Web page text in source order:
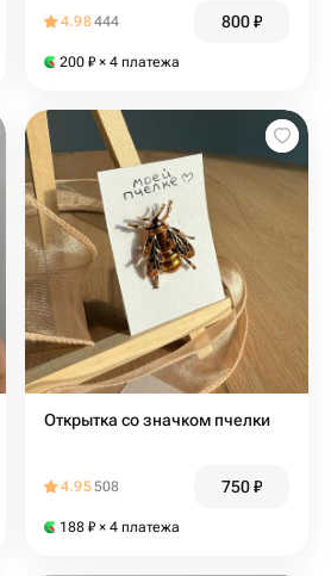
4.98444 800₽
200 ₽ × 4 платежа
Открытка со значком пчелки
4.95508 750₽
188 ₽ × 4 платежа